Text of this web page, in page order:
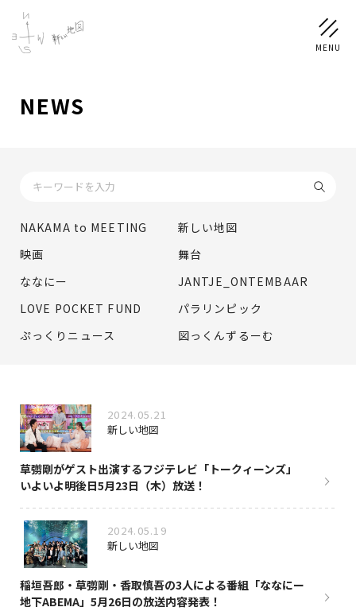
NEWS
香取 慎吾
DISCOGRAPHY
CHIZUSHOP
CHIZULOG
お問い合わせ
メールマガジン登録/解除
NEWS
NAKAMA to MEETING
新しい地図
映画
舞台
ななにー
JANTJE_ONTEMBAAR
LOVE POCKET FUND
パラリンピック
ぷっくりニュース
図っくんずるーむ
2024.05.21
新しい地図
草彅剛がゲスト出演するフジテレビ「トークィーンズ」
いよいよ明後日5月23日（木）放送！
2024.05.19
新しい地図
稲垣吾郎・草彅剛・香取慎吾の3人による番組「ななにー
地下ABEMA」5月26日の放送内容発表！